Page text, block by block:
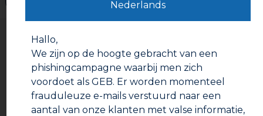
Gebruiksaanwijzing
Voorbereiding:
Plooi het linnen op de plaats waar u wilt scheuren
en oefen druk uit met uw vingers om het scheuren
te vergemakkelijken.
Gebruiksaanwijzing:
Nederlands
Hallo,
We zijn op de hoogte gebracht van een
phishingcampagne waarbij men zich
voordoet als GEB. Er worden momenteel
frauduleuze e-mails verstuurd naar een
aantal van onze klanten met valse informatie,